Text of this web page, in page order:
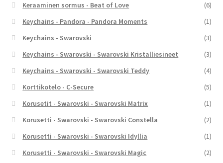
Keraaminen sormus - Beat of Love
(6)
Keychains - Pandora - Pandora Moments
(1)
Keychains - Swarovski
(3)
Keychains - Swarovski - Swarovski Kristalliesineet
(3)
Keychains - Swarovski - Swarovski Teddy
(4)
Korttikotelo - C-Secure
(5)
Korusetit - Swarovski - Swarovski Matrix
(1)
Korusetti - Swarovski - Swarovski Constella
(2)
Korusetti - Swarovski - Swarovski Idyllia
(1)
Korusetti - Swarovski - Swarovski Magic
(2)